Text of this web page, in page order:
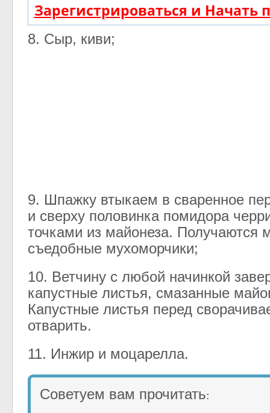
Зарегистрироваться и Начать
8. Сыр, киви;
9. Шпажку втыкаем в сваренное
и сверху половинка помидора
точками из майонеза. Получаются
съедобные мухоморчики;
10. Ветчину с любой начинкой
капустные листья, смазанные
Капустные листья перед
отварить.
11. Инжир и моцарелла.
Советуем вам прочитать: